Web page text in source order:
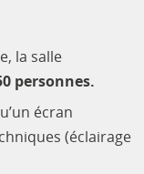
la salle
personnes.
écran
(éclairage